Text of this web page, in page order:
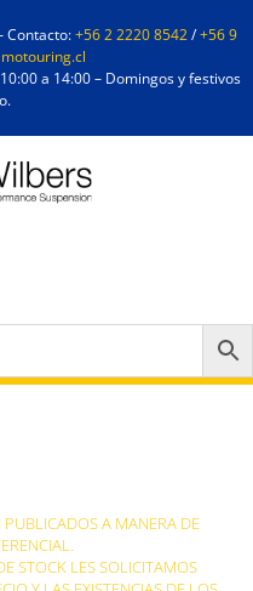
Contacto:+56 2 2220 8542/+56 9
a 14:00 – Domingos y festivos
A MANERA DE
STOCK LES SOLICITAMOS